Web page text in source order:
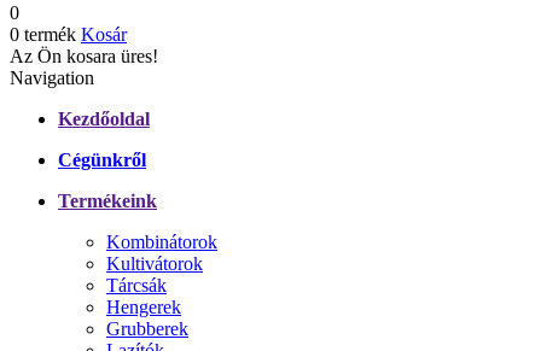
0
0 termék Kosár
Az Ön kosara üres!
Navigation
Kezdőoldal
Cégünkről
Termékeink
Kombinátorok
Kultivátorok
Tárcsák
Hengerek
Grubberek